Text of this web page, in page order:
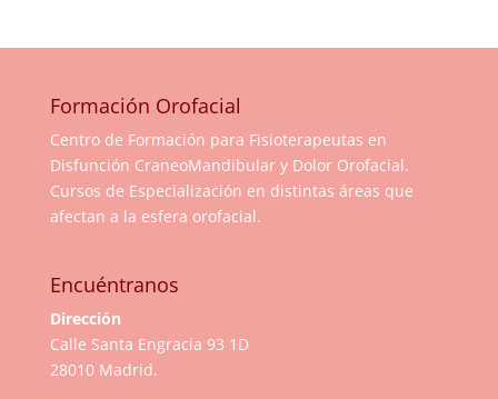
Formación Orofacial
Centro de Formación para Fisioterapeutas en
Disfunción CraneoMandibular y Dolor Orofacial.
Cursos de Especialización en distintas áreas que
afectan a la esfera orofacial.
Encuéntranos
Dirección
Calle Santa Engracia 93 1D
28010 Madrid.